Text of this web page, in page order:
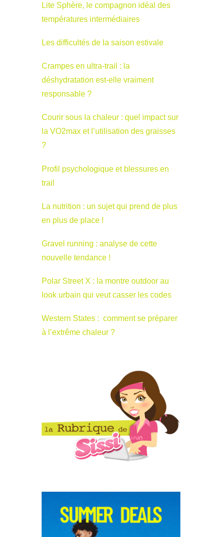
Lite Sphère, le compagnon idéal des
températures intermédiaires
Les difficultés de la saison estivale
Crampes en ultra-trail : la
déshydratation est-elle vraiment
responsable ?
Courir sous la chaleur : quel impact sur
la VO2max et l’utilisation des graisses
?
Profil psychologique et blessures en
trail
La nutrition : un sujet qui prend de plus
en plus de place !
Gravel running : analyse de cette
nouvelle tendance !
Polar Street X : la montre outdoor au
look urbain qui veut casser les codes
Western States : comment se préparer
à l’extrême chaleur ?